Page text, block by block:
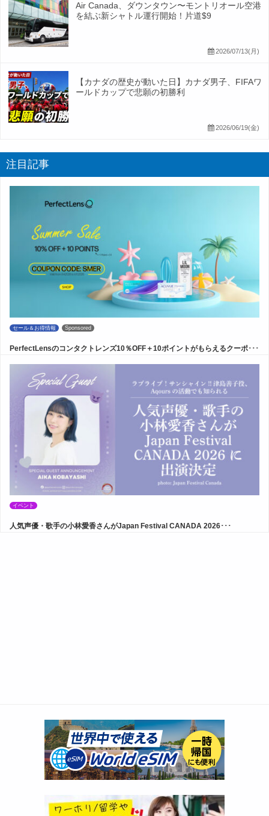
Air Canada、ダウンタウン〜モントリオール空港
を結ぶ新シャトル運行開始！片道$9
2026/07/13(月)
【カナダの歴史が動いた日】カナダ男子、FIFAワ
ールドカップで悲願の初勝利
2026/06/19(金)
注目記事
セール＆お得情報 Sponsored
PerfectLensのコンタクトレンズ10％OFF＋10ポイントがもらえるクーポ･･･
イベント
人気声優・歌手の小林愛香さんがJapan Festival CANADA 2026･･･